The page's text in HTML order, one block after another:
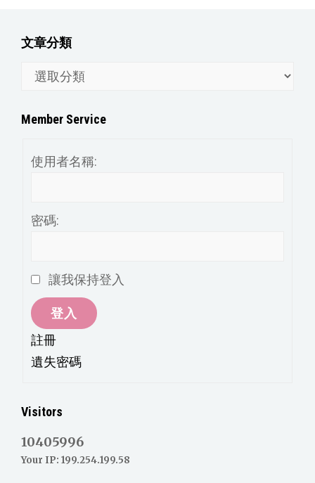
文章分類
分
Member Service
使用者名稱:
密碼:
讓我保持登入
登入
註冊
遺失密碼
Visitors
10405996
Your IP: 199.254.199.58